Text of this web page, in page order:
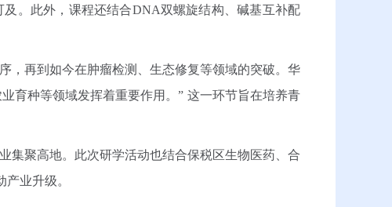
。此外，课程还结合DNA双螺旋结构、碱基互补配
再到如今在肿瘤检测、生态修复等领域的突破。华
育种等领域发挥着重要作用。” 这一环节旨在培养青
聚高地。此次研学活动也结合保税区生物医药、合
业升级。